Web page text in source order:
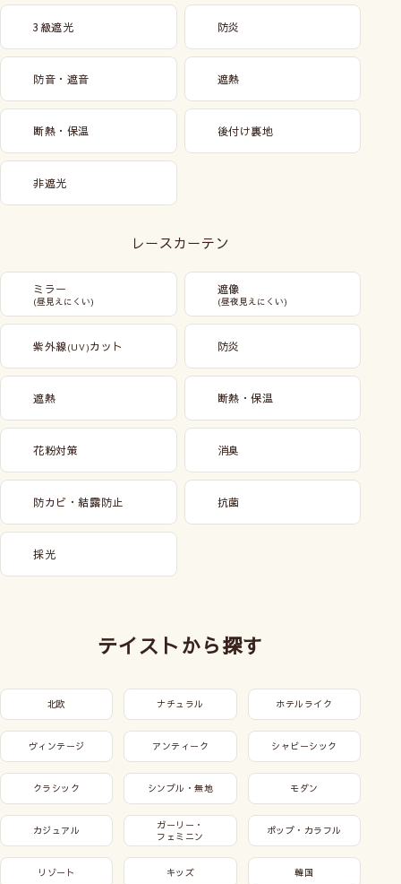
3級遮光 防炎
防音・遮音 遮熱
断熱・保温 後付け裏地
非遮光
レースカーテン
ミラー
(昼見えにくい)
遮像
(昼夜見えにくい)
紫外線(UV)カット 防炎
遮熱 断熱・保温
花粉対策 消臭
防カビ・結露防止 抗菌
採光
テイストから探す
北欧 ナチュラル ホテルライク
ヴィンテージ アンティーク シャビーシック
クラシック シンプル・無地 モダン
カジュアル
ガーリー・
フェミニン
ポップ・カラフル
リゾート キッズ 韓国